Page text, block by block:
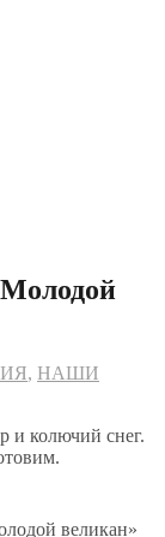
, НАШИ
и колючий снег.
великан»